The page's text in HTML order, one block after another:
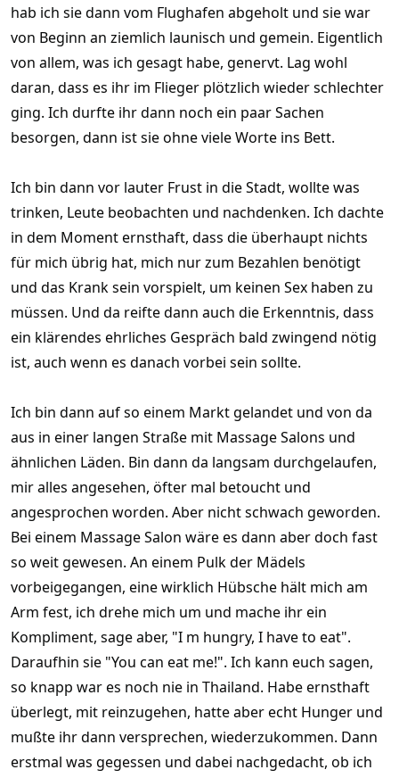
hab ich sie dann vom Flughafen abgeholt und sie war
von Beginn an ziemlich launisch und gemein. Eigentlich
von allem, was ich gesagt habe, genervt. Lag wohl
daran, dass es ihr im Flieger plötzlich wieder schlechter
ging. Ich durfte ihr dann noch ein paar Sachen
besorgen, dann ist sie ohne viele Worte ins Bett.
Ich bin dann vor lauter Frust in die Stadt, wollte was
trinken, Leute beobachten und nachdenken. Ich dachte
in dem Moment ernsthaft, dass die überhaupt nichts
für mich übrig hat, mich nur zum Bezahlen benötigt
und das Krank sein vorspielt, um keinen Sex haben zu
müssen. Und da reifte dann auch die Erkenntnis, dass
ein klärendes ehrliches Gespräch bald zwingend nötig
ist, auch wenn es danach vorbei sein sollte.
Ich bin dann auf so einem Markt gelandet und von da
aus in einer langen Straße mit Massage Salons und
ähnlichen Läden. Bin dann da langsam durchgelaufen,
mir alles angesehen, öfter mal betoucht und
angesprochen worden. Aber nicht schwach geworden.
Bei einem Massage Salon wäre es dann aber doch fast
so weit gewesen. An einem Pulk der Mädels
vorbeigegangen, eine wirklich Hübsche hält mich am
Arm fest, ich drehe mich um und mache ihr ein
Kompliment, sage aber, "I m hungry, I have to eat".
Daraufhin sie "You can eat me!". Ich kann euch sagen,
so knapp war es noch nie in Thailand. Habe ernsthaft
überlegt, mit reinzugehen, hatte aber echt Hunger und
mußte ihr dann versprechen, wiederzukommen. Dann
erstmal was gegessen und dabei nachgedacht, ob ich